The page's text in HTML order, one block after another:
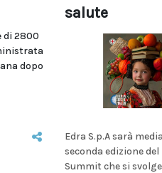
di 2800
dopo
salute
Edra S.p.A sarà
seconda edizione
Summit che si